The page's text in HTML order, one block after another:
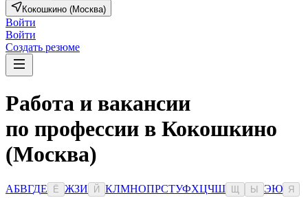
Кокошкино (Москва)
Войти
Войти
Создать резюме
Работа и вакансии
по профессии в Кокошкино
(Москва)
АБВГДЕ Ё ЖЗИ Й КЛМНОПРСТУФХЦЧШ Ы ЭЮ Я